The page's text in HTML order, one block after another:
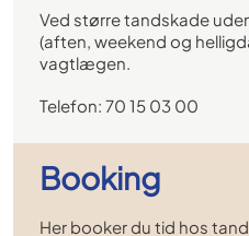
Ved større tandskade
(aften, weekend og
vagtlægen.
Telefon: 70 15 03 00
Booking
Her booker du tid hos